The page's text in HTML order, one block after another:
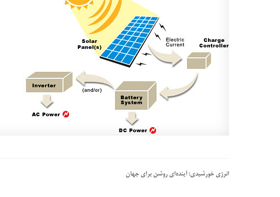
انرژی خورشیدی: آینده‌ای روشن برای جهان